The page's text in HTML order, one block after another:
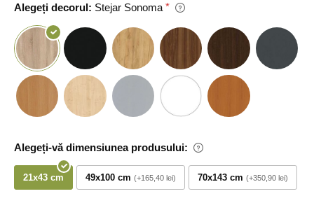
Alegeți decorul: Stejar Sonoma
Alegeți-vă dimensiunea produsului:
21x43 cm 49x100 cm +165,40 lei 70x143 cm +350,90 lei